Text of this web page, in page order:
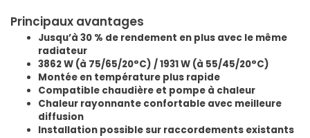
Principaux avantages
Jusqu’à 30 % de rendement en plus avec le même
radiateur
3862 W (à 75/65/20°C) / 1931 W (à 55/45/20°C)
Montée en température plus rapide
Compatible chaudière et pompe à chaleur
Chaleur rayonnante confortable avec meilleure
diffusion
Installation possible sur raccordements existants